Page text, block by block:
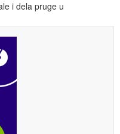
i dela pruge u